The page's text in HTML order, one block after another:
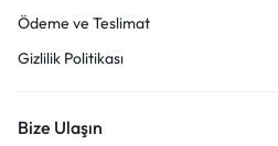
Ödeme ve Teslimat
Gizlilik Politikası
Bize Ulaşın